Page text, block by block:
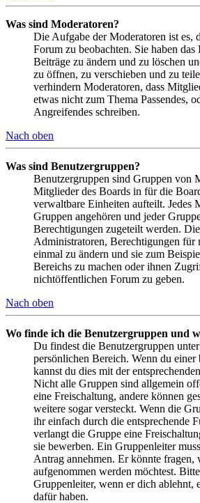
Was sind Moderatoren?
Die Aufgabe der Moderatoren ist es,
Forum zu beobachten. Sie haben
Beiträge zu ändern und zu löschen
zu öffnen, zu verschieben und zu
verhindern Moderatoren, dass
etwas nicht zum Thema Passendes,
Angreifendes schreiben.
Nach oben
Was sind Benutzergruppen?
Benutzergruppen sind Gruppen von
Mitglieder des Boards in für die
verwaltbare Einheiten aufteilt. Jedes
Gruppen angehören und jeder
Berechtigungen zugeteilt werden.
Administratoren, Berechtigungen für
einmal zu ändern und sie zum
Bereichs zu machen oder ihnen
nichtöffentlichen Forum zu geben.
Nach oben
Wo finde ich die Benutzergruppen und
Du findest die Benutzergruppen
persönlichen Bereich. Wenn du einer
kannst du dies mit der
Nicht alle Gruppen sind allgemein
eine Freischaltung, andere können
weitere sogar versteckt. Wenn die
ihr einfach durch die entsprechende
verlangt die Gruppe eine
sie bewerben. Ein Gruppenleiter
Antrag annehmen. Er könnte
aufgenommen werden möchtest.
Gruppenleiter, wenn er dich ablehnt,
dafür haben.